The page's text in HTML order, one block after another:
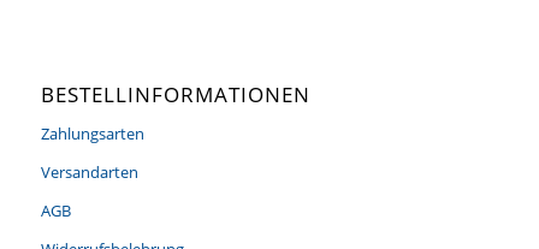
BESTELLINFORMATIONEN
Zahlungsarten
Versandarten
AGB